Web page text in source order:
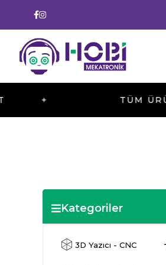
TÜM ÜRÜNLERDE
3D Yazıcı - CNC